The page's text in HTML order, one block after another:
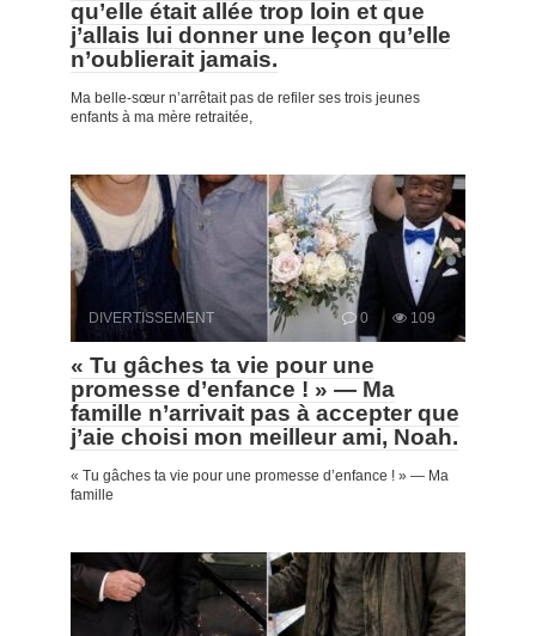
qu’elle était allée trop loin et que
j’allais lui donner une leçon qu’elle
n’oublierait jamais.
Ma belle-sœur n’arrêtait pas de refiler ses trois jeunes
enfants à ma mère retraitée,
DIVERTISSEMENT 0 109
« Tu gâches ta vie pour une
promesse d’enfance ! » — Ma
famille n’arrivait pas à accepter que
j’aie choisi mon meilleur ami, Noah.
« Tu gâches ta vie pour une promesse d’enfance ! » — Ma
famille